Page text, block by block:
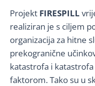
Projekt FIRESPILL
realiziran je s ciljem
organizacija za hitne
prekogranične
katastrofa i
faktorom. Tako su u